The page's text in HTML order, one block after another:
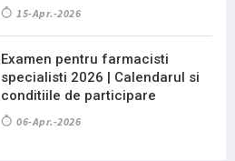
15-Apr.-2026
Examen pentru farmacisti
specialisti 2026 | Calendarul si
conditiile de participare
06-Apr.-2026